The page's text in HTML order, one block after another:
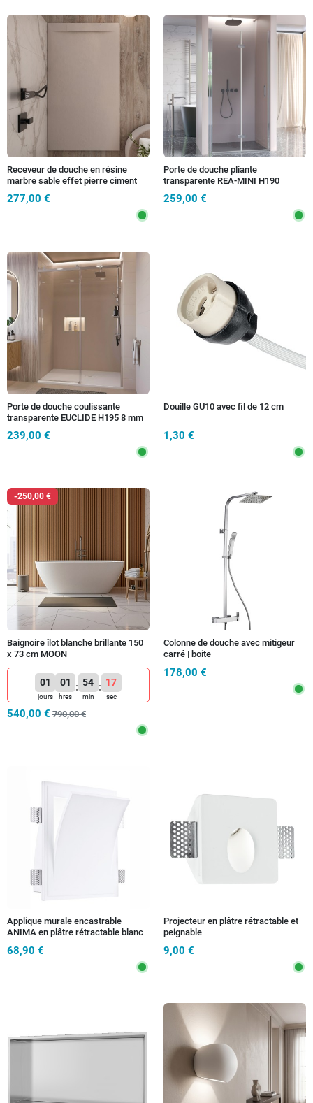
Receveur de douche en résine
marbre sable effet pierre ciment
277,00 €
Porte de douche pliante
transparente REA-MINI H190
259,00 €
Porte de douche coulissante
transparente EUCLIDE H195 8 mm
239,00 €
Douille GU10 avec fil de 12 cm
1,30 €
-250,00 €
Baignoire îlot blanche brillante 150
x 73 cm MOON
01
jours
01
hres
: 54
min
: 14
sec
540,00 € 790,00 €
Colonne de douche avec mitigeur
carré | boite
178,00 €
Applique murale encastrable
ANIMA en plâtre rétractable blanc
68,90 €
Projecteur en plâtre rétractable et
peignable
9,00 €